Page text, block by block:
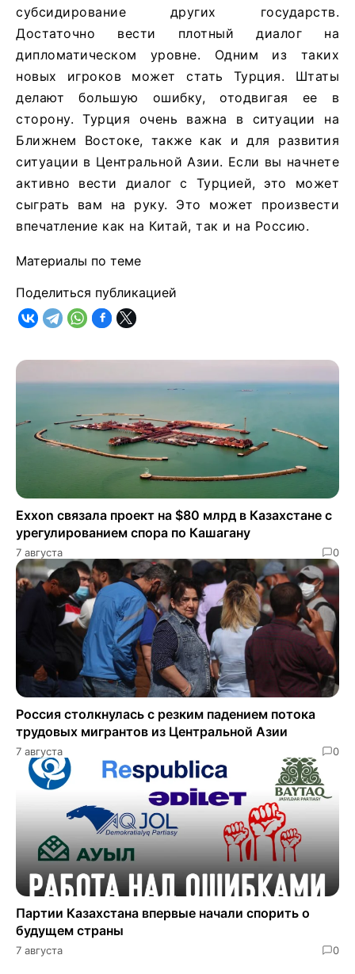
субсидирование других государств.
Достаточно вести плотный диалог на
дипломатическом уровне. Одним из таких
новых игроков может стать Турция. Штаты
делают большую ошибку, отодвигая ее в
сторону. Турция очень важна в ситуации на
Ближнем Востоке, также как и для развития
ситуации в Центральной Азии. Если вы начнете
активно вести диалог с Турцией, это может
сыграть вам на руку. Это может произвести
впечатление как на Китай, так и на Россию.
Материалы по теме
Поделиться публикацией
Exxon связала проект на $80 млрд в Казахстане с
урегулированием спора по Кашагану
7 августа 0
Россия столкнулась с резким падением потока
трудовых мигрантов из Центральной Азии
7 августа 0
Партии Казахстана впервые начали спорить о
будущем страны
7 августа 0